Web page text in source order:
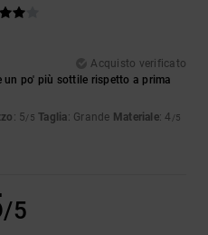
Acquisto verificato
un po' più sottile rispetto a prima
: 5/5 Taglia: Grande Materiale: 4 /5
/5